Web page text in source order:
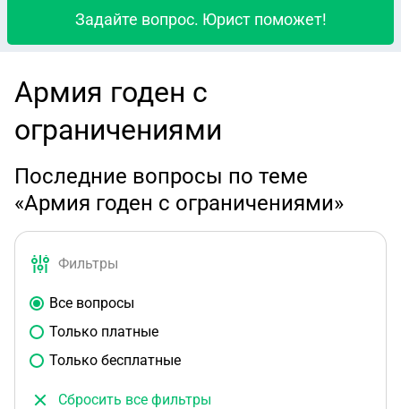
Задайте вопрос. Юрист поможет!
Армия годен с
ограничениями
Последние вопросы по теме
«Армия годен с ограничениями»
Фильтры
Все вопросы
Только платные
Только бесплатные
Сбросить все фильтры